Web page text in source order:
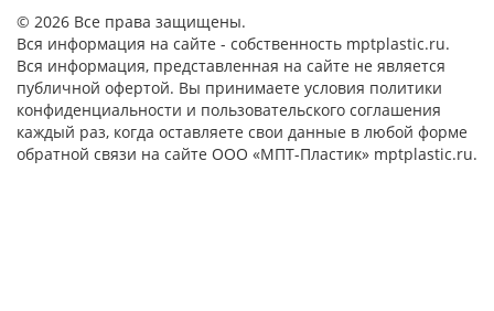
© 2026 Все права защищены.
Вся информация на сайте - собственность mptplastic.ru.
Вся информация, представленная на сайте не является
публичной офертой. Вы принимаете условия политики
конфиденциальности и пользовательского соглашения
каждый раз, когда оставляете свои данные в любой форме
обратной связи на сайте ООО «МПТ-Пластик» mptplastic.ru.